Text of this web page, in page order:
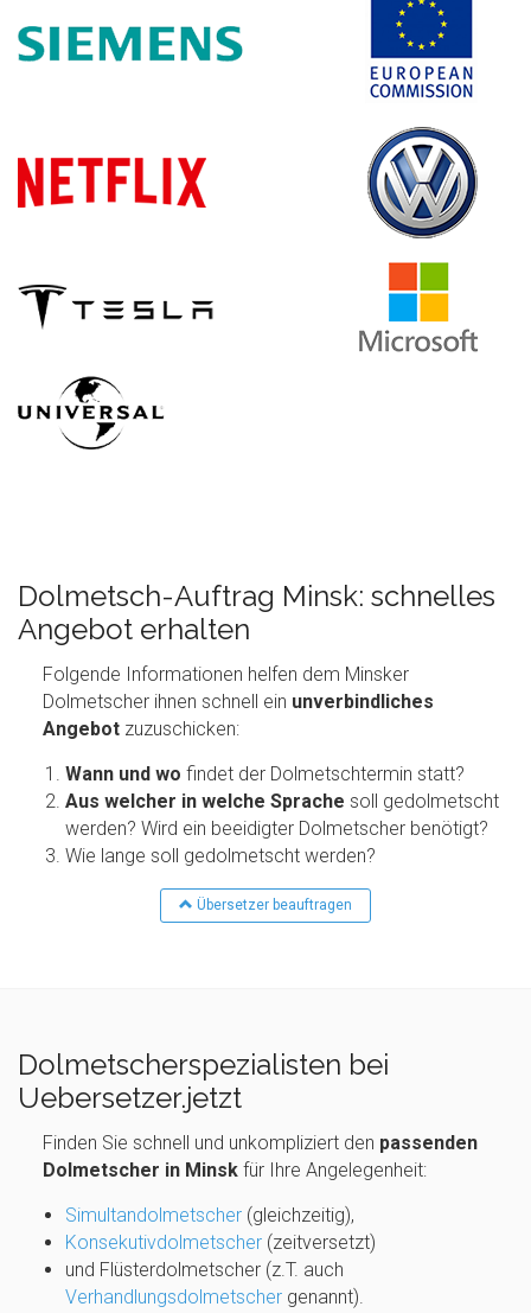
Dolmetsch-Auftrag Minsk: schnelles
Angebot erhalten
Folgende Informationen helfen dem Minsker
Dolmetscher ihnen schnell ein unverbindliches
Angebotzuzuschicken:
Wann und wo findet der Dolmetschtermin statt?
Aus welcher in welche Sprache soll gedolmetscht
werden? Wird ein beeidigter Dolmetscher benötigt?
Wie lange soll gedolmetscht werden?
Übersetzer beauftragen
Dolmetscherspezialisten bei
Uebersetzer.jetzt
Finden Sie schnell und unkompliziert den passenden
Dolmetscher in Minskfür Ihre Angelegenheit:
Simultandolmetscher (gleichzeitig),
Konsekutivdolmetscher (zeitversetzt)
und Flüsterdolmetscher (z.T. auch
Verhandlungsdolmetscher genannt).